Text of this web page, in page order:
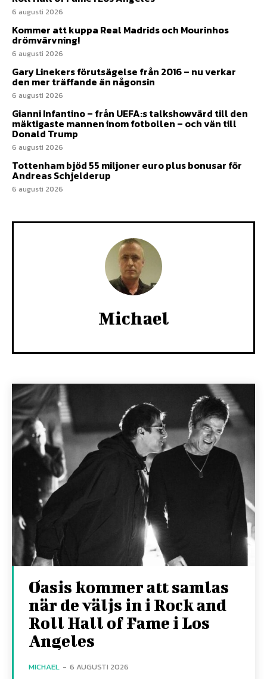
6 augusti 2026
Kommer att kuppa Real Madrids och Mourinhos
drömvärvning!
6 augusti 2026
Gary Linekers förutsägelse från 2016 – nu verkar
den mer träffande än någonsin
6 augusti 2026
Gianni Infantino – från UEFA:s talkshowvärd till den
mäktigaste mannen inom fotbollen – och vän till
Donald Trump
6 augusti 2026
Tottenham bjöd 55 miljoner euro plus bonusar för
Andreas Schjelderup
6 augusti 2026
Michael
Oasis kommer att samlas
när de väljs in i Rock and
Roll Hall of Fame i Los
Angeles
MICHAEL - 6 AUGUSTI 2026